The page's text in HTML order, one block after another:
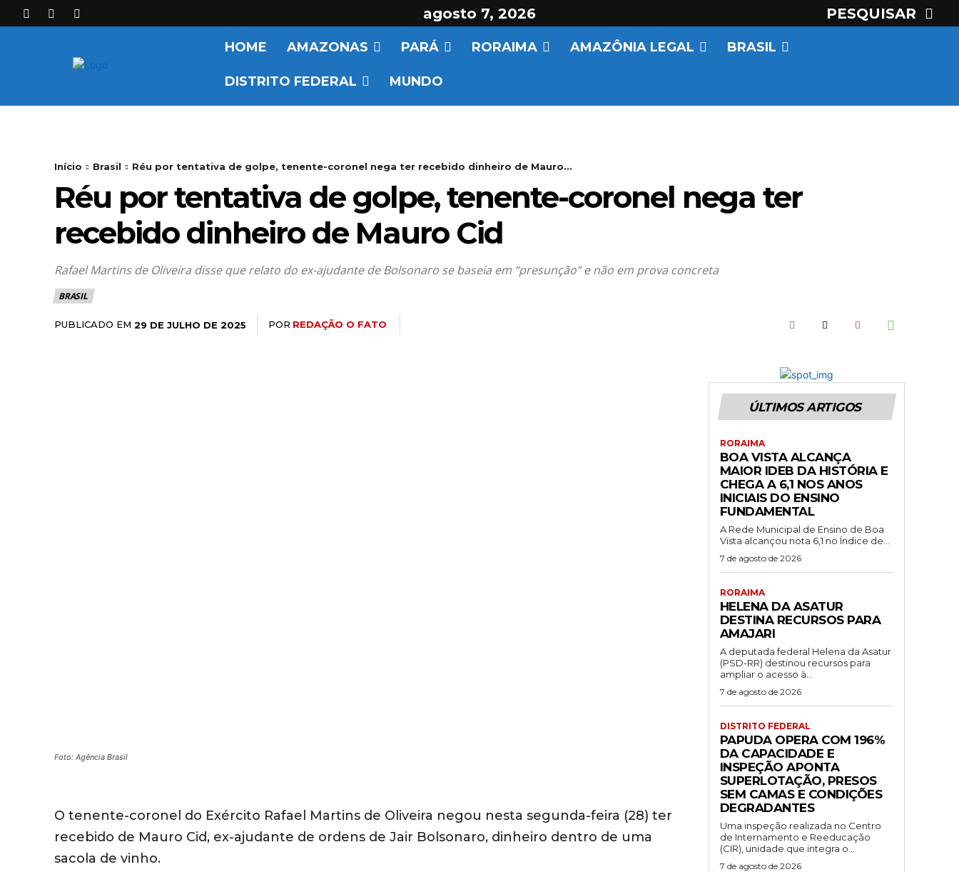
agosto 7, 2026 PESQUISAR
HOME AMAZONAS PARÁ RORAIMA AMAZÔNIA LEGAL BRASIL
DISTRITO FEDERAL MUNDO
Início Brasil Réu por tentativa de golpe, tenente-coronel nega ter recebido dinheiro de Mauro...
Réu por tentativa de golpe, tenente-coronel nega ter
recebido dinheiro de Mauro Cid
Rafael Martins de Oliveira disse que relato do ex-ajudante de Bolsonaro se baseia em “presunção” e não em prova concreta
BRASIL
PUBLICADO EM 29 DE JULHO DE 2025 POR REDAÇÃO O FATO
Foto: Agência Brasil
​O tenente-coronel do Exército Rafael Martins de Oliveira negou nesta segunda-feira (28) ter
recebido de Mauro Cid, ex-ajudante de ordens de Jair Bolsonaro, dinheiro dentro de uma
sacola de vinho.
ÚLTIMOS ARTIGOS
RORAIMA
BOA VISTA ALCANÇA
MAIOR IDEB DA HISTÓRIA E
CHEGA A 6,1 NOS ANOS
INICIAIS DO ENSINO
FUNDAMENTAL
A Rede Municipal de Ensino de Boa
Vista alcançou nota 6,1 no Índice de...
7 de agosto de 2026
RORAIMA
HELENA DA ASATUR
DESTINA RECURSOS PARA
AMAJARI
A deputada federal Helena da Asatur
(PSD-RR) destinou recursos para
ampliar o acesso à...
7 de agosto de 2026
DISTRITO FEDERAL
PAPUDA OPERA COM 196%
DA CAPACIDADE E
INSPEÇÃO APONTA
SUPERLOTAÇÃO, PRESOS
SEM CAMAS E CONDIÇÕES
DEGRADANTES
Uma inspeção realizada no Centro
de Internamento e Reeducação
(CIR), unidade que integra o...
7 de agosto de 2026